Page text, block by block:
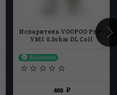
Испаритель VOOPOO PnP-
VM1 0.3ohm DL Coil
В наличии
400 ₽